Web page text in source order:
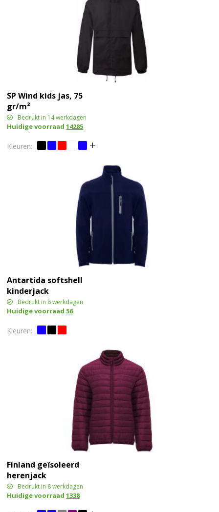
SP Wind kids jas, 75
gr/m²
Bedrukt in 14 werkdagen
Huidige voorraad14285
Antartida softshell
kinderjack
Bedrukt in 8 werkdagen
Huidige voorraad 56
Finland geïsoleerd
herenjack
Bedrukt in 8 werkdagen
Huidige voorraad1338